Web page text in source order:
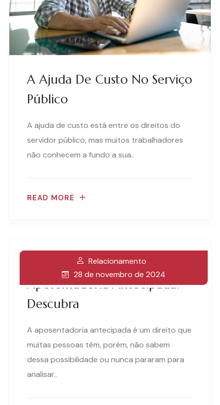
A Ajuda De Custo No Serviço
Público
A ajuda de custo está entre os direitos do
servidor público, mas muitos trabalhadores
não conhecem a fundo a sua..
READ MORE
Vale A Pena Optar Pela
Aposentadoria Antecipada?
Descubra
Relacionamento
28 de novembro de 2024
A aposentadoria antecipada é um direito que
muitas pessoas têm, porém, não sabem
dessa possibilidade ou nunca pararam para
analisar..